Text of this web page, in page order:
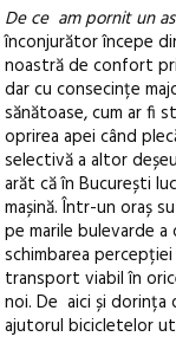
De ce am pornit un
înconjurător începe
noastră de confort
dar cu consecințe
sănătoase, cum ar fi
oprirea apei când
selectivă a altor
arăt că în București
mașină. Într-un oraș
pe marile bulevarde
schimbarea
transport viabil în
noi. De aici și
ajutorul bicicletelor